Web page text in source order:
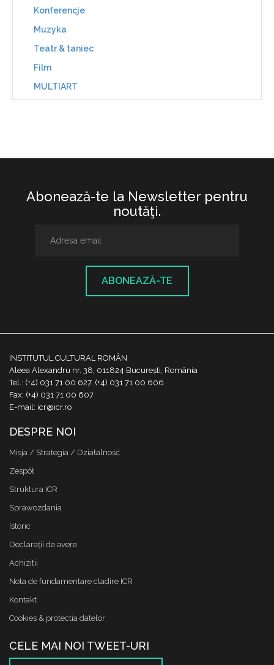
Konferencje
Muzyka
Teatr & taniec
Film
MULTIART
Abonează-te la Newsletter pentru
noutăţi.
ABONEAZĂ-TE
INSTITUTUL CULTURAL ROMÂN
Aleea Alexandru nr. 38, 011824 București, România
Tel.: (+4) 031 71 00 627, (+4) 031 71 00 606
Fax: (+4) 031 71 00 607
E-mail: icr@icr.ro
DESPRE NOI
Misja / Strategia / Działalność
Zespół
Struktura ICR
Sprawozdania
Istoric
Declaraţii de avere
Achizitii
Nota de fundamentare cladire ICR
Kontakt
Cookies & protectia datelor
CELE MAI NOI TWEET-URI